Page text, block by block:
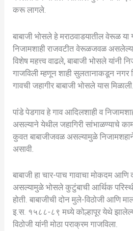
करू लागले.
बाबाजी भोसले हे मराठवाडयातील वेरूळ या
निजामशाही राजवटीत वेरूळजवळ
विशेष महत्त्व वाढले, बाबाजी भोसले यांनी
गाजविली म्हणून शाही सुलतानाकडून नगर
गावची जहागीर बाबाजी भोसले यास मिळाली.
पांडे पेडगाव हे गाव आदिलशाही व
असल्याने येथील जहागिरी सांभाळण्याचे
कुवत बाबाजीजवळ असल्यामुळे निजामशहाने
असावी.
बाबाजी हा चार-पाच गावाचा मोकदम
असल्यामुळे भोसले कुटुंबाची आर्थिक
होती. बाबाजीची दोन मुले-विठोजी आणि
इ.स. १५८८-८९ मध्ये कोल्हापूर येथे
विठोजी यांनी मोठा पराक्रम गाजविला.